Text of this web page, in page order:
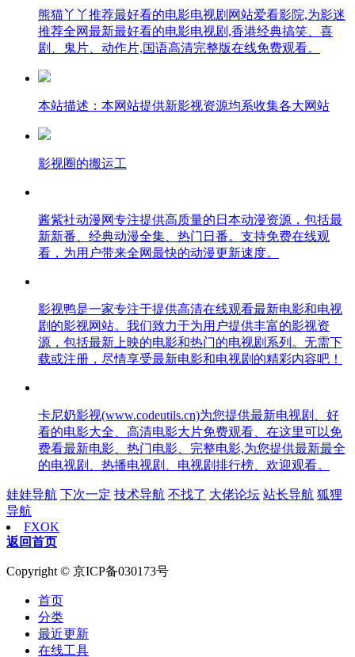
熊猫丫丫推荐最好看的电影电视剧网站爱看影院,为影迷
推荐全网最新最好看的电影电视剧,香港经典搞笑、喜
剧、鬼片、动作片,国语高清完整版在线免费观看。
本站描述：本网站提供新影视资源均系收集各大网站
影视圈的搬运工
酱紫社动漫网专注提供高质量的日本动漫资源，包括最
新新番、经典动漫全集、热门日番。支持免费在线观
看，为用户带来全网最快的动漫更新速度。
影视鸭是一家专注于提供高清在线观看最新电影和电视
剧的影视网站。我们致力于为用户提供丰富的影视资
源，包括最新上映的电影和热门的电视剧系列。无需下
载或注册，尽情享受最新电影和电视剧的精彩内容吧！
卡尼奶影视(www.codeutils.cn)为您提供最新电视剧、好
看的电影大全、高清电影大片免费观看、在这里可以免
费看最新电影、热门电影、完整电影,为您提供最新最全
的电视剧、热播电视剧、电视剧排行榜、欢迎观看。
娃娃导航 下次一定 技术导航 不找了 大佬论坛 站长导航 狐狸
导航
FXOK
返回首页
Copyright © 京ICP备030173号
首页
分类
最近更新
在线工具